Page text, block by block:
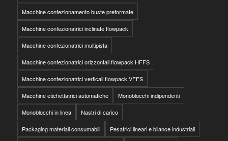
Macchine confezionamento buste preformate
Macchine confezionatrici inclinate flowpack
Macchine confezionatrici multipista
Macchine confezionatrici orizzontali flowpack HFFS
Macchine confezionatrici verticali flowpack VFFS
Macchine etichettatrici automatiche Monoblocchi indipendenti
Monoblocchi in linea Nastri di carico
Packaging materiali consumabili Pesatrici lineari e bilance industriali